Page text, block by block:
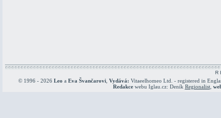
R
© 1996 - 2026 Leo a Eva Švančarovi Vydává: Vitaeelhomeo Ltd. - registered in
Redakcewebu Iglau.cz: Deník Regionalist,